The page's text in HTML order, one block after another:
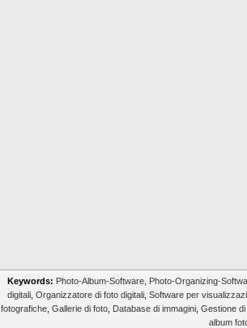
Keywords: Photo-Album-Software Photo-Organizing-
digitali Organizzatore di foto digitali Software per
fotografiche Gallerie di foto Database di immagini Gestione
album